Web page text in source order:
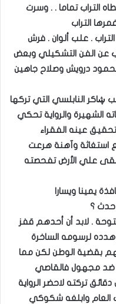
التراب تماما . . وسرت
التراب
. علب ألوان . فرش
عن الفن التشكيلي وبعض
درويش وصلاح جاهين
ڜاكر النابلسي التي تركها
الشهيرة والرواية تحكي
عينه الفقراء
استغاثة وآهنة هرعت
علي الأرض تفحصته
يمينا ويسارا
حدث ؟
. لابد أن أحدهم قفز
لرسومه الساخرة
بقضية الوطن لكن مما
ضد مجهول فالقاصي
تركته لاحضر الرواية
العام وابلغه شكوكي